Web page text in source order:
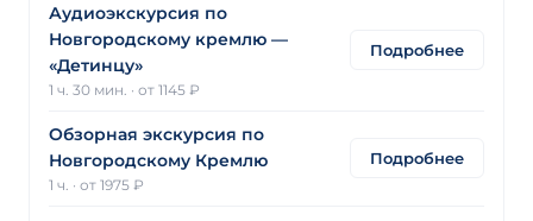
Аудиоэкскурсия по
Новгородскому кремлю —
«Детинцу»
1 ч. 30 мин. · от 1145 ₽
Подробнее
Обзорная экскурсия по
Новгородскому Кремлю
1 ч. · от 1975 ₽
Подробнее